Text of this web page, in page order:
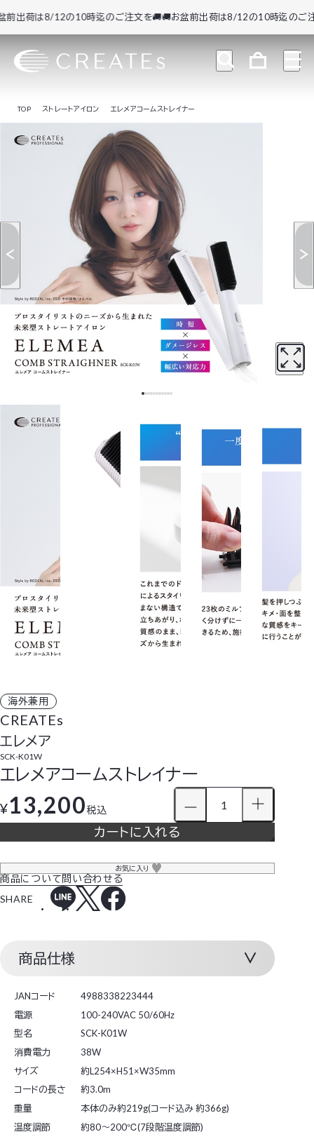
荷は8/12の10時迄のご注文を🚚🚚お盆前出荷は8/12の10時迄のご注文
TOP ストレートアイロン エレメアコームストレイナー
海外兼用
CREATEs
エレメア
SCK-K01W
エレメアコームストレイナー
¥13,200税込
カートに入れる
お気に入り
商品について問い合わせる
SHARE
商品仕様
JANコード
4988338223444
電源
100-240VAC 50/60Hz
型名
SCK-K01W
消費電力
38W
サイズ
約L254×H51×W35mm
コードの長さ
約3.0m
重量
本体のみ約219g(コード込み 約366g)
温度調節
約80～200℃(7段階温度調節)